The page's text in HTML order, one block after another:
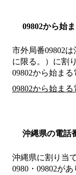
09802から始
市外局番09802は
に限る。） に割
09802から始まる
09802から始ま
沖縄県の電話
沖縄県に割り当
0980・09802があ